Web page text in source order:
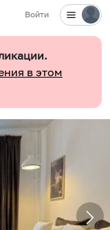
Войти
в этом